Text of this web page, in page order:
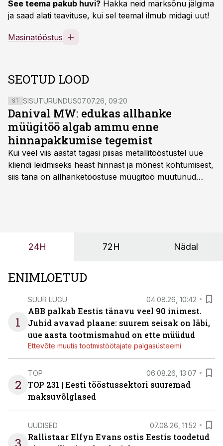
See teema pakub huvi? Hakka neid märksõnu jälgima
ja saad alati teavituse, kui sel teemal ilmub midagi uut!
Masinatööstus
SEOTUD LOOD
ST SISUTURUNDUS07.07.26, 09:20
Danival MW: edukas allhanke
müügitöö algab ammu enne
hinnapakkumise tegemist
Kui veel viis aastat tagasi piisas metallitööstustel uue
kliendi leidmiseks heast hinnast ja mõnest kohtumisest,
siis täna on allhanketööstuse müügitöö muutunud
24H 72H Nädal
ENIMLOETUD
1
SUUR LUGU 04.08.26, 10:42
ABB palkab Eestis tänavu veel 90 inimest.
Juhid avavad plaane: suurem seisak on läbi,
uue aasta tootmismahud on ette müüdud
Ettevõte muutis tootmistöötajate palgasüsteemi
2
TOP 06.08.26, 13:07
TOP 231 | Eesti tööstussektori suuremad
maksuvõlglased
UUDISED 07.08.26, 11:52
Rallistaar Elfyn Evans ostis Eestis toodetud